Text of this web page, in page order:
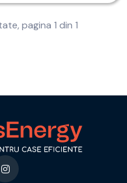
pagina 1 din 1